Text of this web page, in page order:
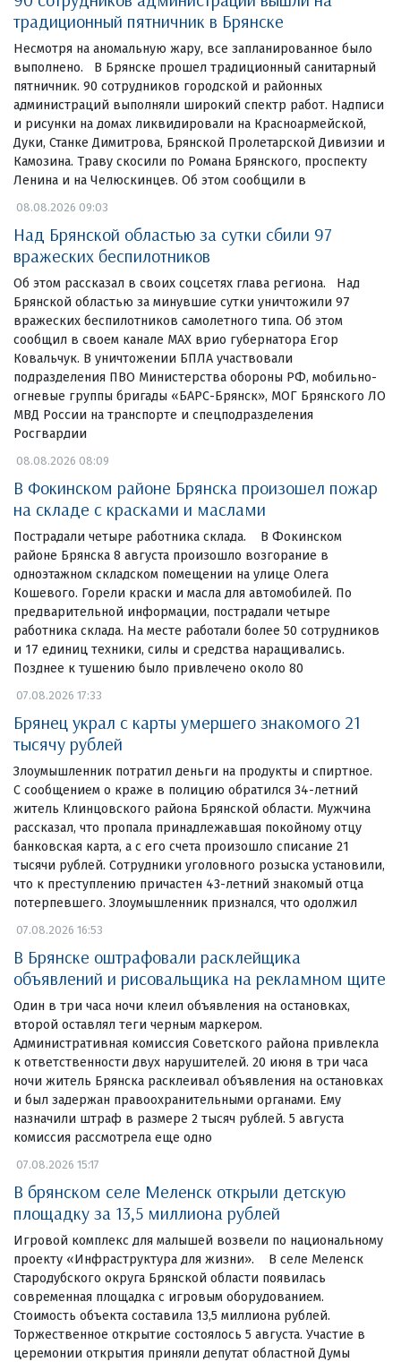
традиционный пятничник в Брянске
Несмотря на аномальную жару, все запланированное было
выполнено. В Брянске прошел традиционный санитарный
пятничник. 90 сотрудников городской и районных
администраций выполняли широкий спектр работ. Надписи
и рисунки на домах ликвидировали на Красноармейской,
Дуки, Станке Димитрова, Брянской Пролетарской Дивизии и
Камозина. Траву скосили по Романа Брянского, проспекту
Ленина и на Челюскинцев. Об этом сообщили в
08.08.2026 09:03
Над Брянской областью за сутки сбили 97
вражеских беспилотников
Об этом рассказал в своих соцсетях глава региона. Над
Брянской областью за минувшие сутки уничтожили 97
вражеских беспилотников самолетного типа. Об этом
сообщил в своем канале МАХ врио губернатора Егор
Ковальчук. В уничтожении БПЛА участвовали
подразделения ПВО Министерства обороны РФ, мобильно-
огневые группы бригады «БАРС-Брянск», МОГ Брянского ЛО
МВД России на транспорте и спецподразделения
Росгвардии
08.08.2026 08:09
В Фокинском районе Брянска произошел пожар
на складе с красками и маслами
Пострадали четыре работника склада. В Фокинском
районе Брянска 8 августа произошло возгорание в
одноэтажном складском помещении на улице Олега
Кошевого. Горели краски и масла для автомобилей. По
предварительной информации, пострадали четыре
работника склада. На месте работали более 50 сотрудников
и 17 единиц техники, силы и средства наращивались.
Позднее к тушению было привлечено около 80
07.08.2026 17:33
Брянец украл с карты умершего знакомого 21
тысячу рублей
Злоумышленник потратил деньги на продукты и спиртное.
С сообщением о краже в полицию обратился 34-летний
житель Клинцовского района Брянской области. Мужчина
рассказал, что пропала принадлежавшая покойному отцу
банковская карта, а с его счета произошло списание 21
тысячи рублей. Сотрудники уголовного розыска установили,
что к преступлению причастен 43-летний знакомый отца
потерпевшего. Злоумышленник признался, что одолжил
07.08.2026 16:53
В Брянске оштрафовали расклейщика
объявлений и рисовальщика на рекламном щите
Один в три часа ночи клеил объявления на остановках,
второй оставлял теги черным маркером.
Административная комиссия Советского района привлекла
к ответственности двух нарушителей. 20 июня в три часа
ночи житель Брянска расклеивал объявления на остановках
и был задержан правоохранительными органами. Ему
назначили штраф в размере 2 тысяч рублей. 5 августа
комиссия рассмотрела еще одно
07.08.2026 15:17
В брянском селе Меленск открыли детскую
площадку за 13,5 миллиона рублей
Игровой комплекс для малышей возвели по национальному
проекту «Инфраструктура для жизни». В селе Меленск
Стародубского округа Брянской области появилась
современная площадка с игровым оборудованием.
Стоимость объекта составила 13,5 миллиона рублей.
Торжественное открытие состоялось 5 августа. Участие в
церемонии открытия приняли депутат областной Думы